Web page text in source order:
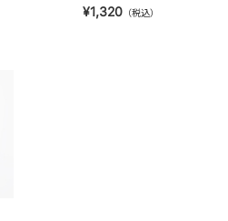
¥1,320 （税込）